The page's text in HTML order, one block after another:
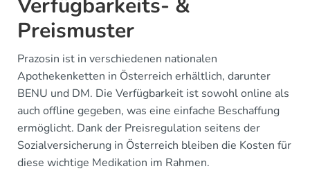
Preismuster
Prazosin ist in verschiedenen nationalen
Apothekenketten in Österreich erhältlich, darunter
BENU und DM. Die Verfügbarkeit ist sowohl online als
auch offline gegeben, was eine einfache Beschaffung
ermöglicht. Dank der Preisregulation seitens der
Sozialversicherung in Österreich bleiben die Kosten für
diese wichtige Medikation im Rahmen.